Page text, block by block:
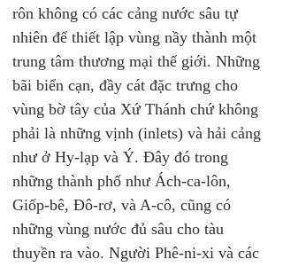
rôn không có các cảng nước sâu tự
nhiên để thiết lập vùng nầy thành một
trung tâm thương mại thế giới. Những
bãi biển cạn, đầy cát đặc trưng cho
vùng bờ tây của Xứ Thánh chứ không
phải là những vịnh (inlets) và hải cảng
như ở Hy-lạp và Ý. Đây đó trong
những thành phố như Ách-ca-lôn,
Giốp-bê, Đô-rơ, và A-cô, cũng có
những vùng nước đủ sâu cho tàu
thuyền ra vào. Người Phê-ni-xi và các